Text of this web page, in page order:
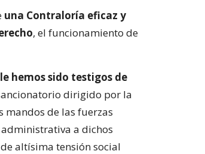
una Contraloría eficaz y
, el funcionamiento de
hemos sido testigos de
dirigido por la
mandos de las fuerzas
a dichos
altísima tensión social